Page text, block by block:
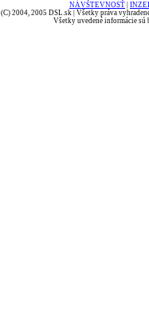
NÁVŠTEVNOSŤ
(C) 2004, 2005 DSL.sk | Všetky práva
Všetky uvedené informácie sú